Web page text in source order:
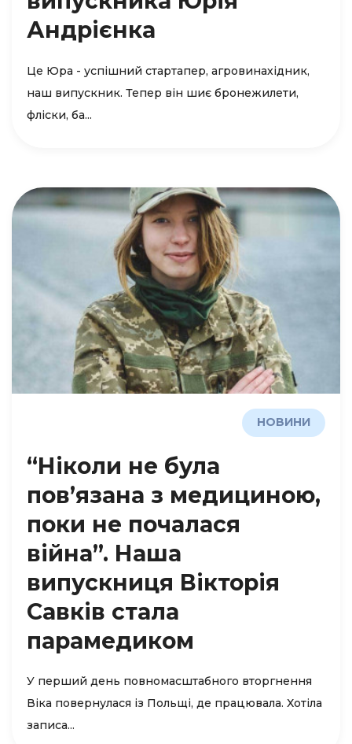
Андрієнка
Це Юра - успішний стартапер, агровинахідник,
наш випускник. Тепер він шиє бронежилети,
фліски, ба...
НОВИНИ
“Ніколи не була
пов’язана з медициною,
поки не почалася
війна”. Наша
випускниця Вікторія
Савків стала
парамедиком
У перший день повномасштабного вторгнення
Віка повернулася із Польщі, де працювала. Хотіла
записа...